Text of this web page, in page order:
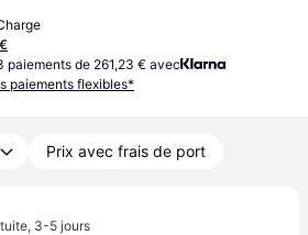
paiements de 261,23 € avec
paiements flexibles*
Prix avec frais de port
, 3-5 jours